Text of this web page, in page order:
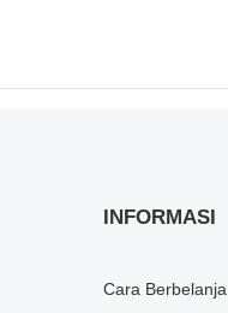
INFORMASI
Cara Berbelanja